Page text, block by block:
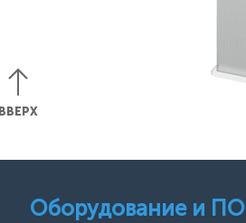
ВВЕРХ
Оборудование и ПО